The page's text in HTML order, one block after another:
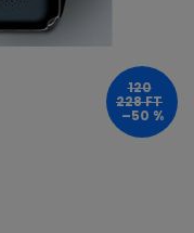
120
228 FT
–50 %